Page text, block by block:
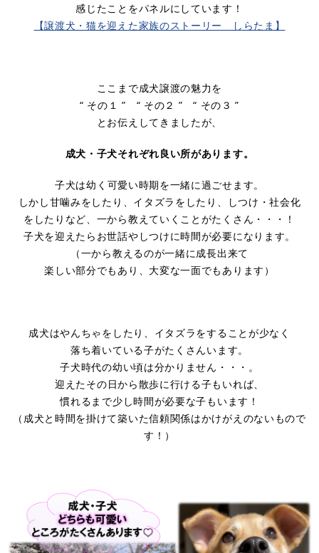
感じたことをパネルにしています！
​【譲渡犬・猫を迎えた家族のストーリー しらたま】
ここまで成犬譲渡の魅力を
“ その１ ” “ その２ ” “ その３ ”
とお伝えしてきましたが、
成犬・子犬それぞれ良い所があります。
子犬は幼く可愛い時期を一緒に過ごせます。
しかし甘噛みをしたり、イタズラをしたり、しつけ・社会化
をしたりなど、一から教えていくことがたくさん・・・！
子犬を迎えたらお世話やしつけに時間が必要になります。
（一から教えるのが一緒に成長出来て
楽しい部分でもあり、大変な一面でもあります）
成犬はやんちゃをしたり、イタズラをすることが少なく
落ち着いている子がたくさんいます。
子犬時代の幼い頃は分かりません・・・。
迎えたその日から散歩に行ける子もいれば、
慣れるまで少し時間が必要な子もいます！
（成犬と時間を掛けて築いた信頼関係はかけがえのないもので
す！）